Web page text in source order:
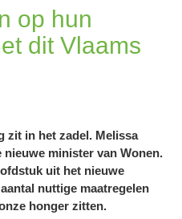
op hun
dit Vlaams
zit in het zadel. Melissa
minister van Wonen.
uit het nieuwe
nuttige maatregelen
honger zitten.